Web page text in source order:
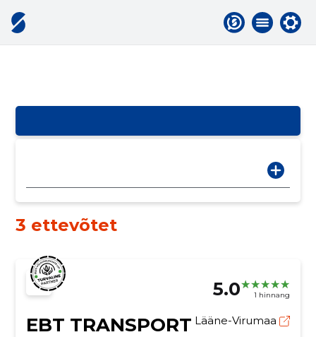
3 ettevõtet
5.0 1 hinnang
EBT TRANSPORT Lääne-Virumaa